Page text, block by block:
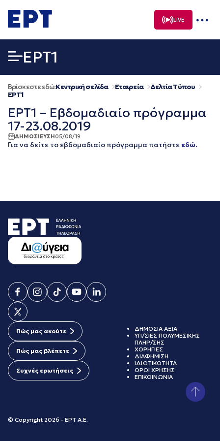
σε
περιεχόμενο
LIVE
EΡΤ1
Βρίσκεστε εδώ:Κεντρική σελίδα Εταιρεία
Δελτία Τύπου
EΡΤ1
ΕΡΤ1 – Εβδομαδιαίο πρόγραμμα
17-23.08.2019
ΔΗΜΟΣΙΕΥΣΗ05/08/19
Για να δείτε το εβδομαδιαίο πρόγραμμα πατήστε εδώ.
Πώς μας ακούτε
Πώς μας βλέπετε
Συχνές ερωτήσεις
© Copyright 2026 - ΕΡΤ Α.Ε.
ΔΗΜΟΣΙΑ ΑΞΙΑ
ΥΠ/ΣΙΕΣ ΠΟΛΥΜΕΣΙΚΗΣ
ΠΛΗΡ/ΣΗΣ
ΧΟΡΗΓΙΕΣ
ΔΙΑΦΗΜΙΣΗ
ΙΔΙΩΤΙΚΟΤΗΤΑ
ΟΡΟΙ ΧΡΗΣΗΣ
ΕΠΙΚΟΙΝΩΝΙΑ